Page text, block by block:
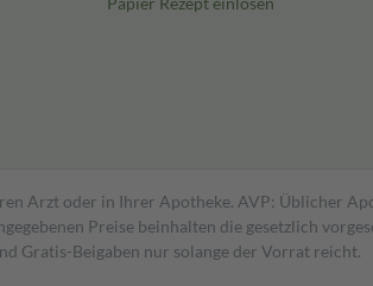
Arzt oder in Ihrer Apotheke. AVP: Üblicher
Preise beinhalten die gesetzlich
Gratis-Beigaben nur solange der Vorrat reicht.